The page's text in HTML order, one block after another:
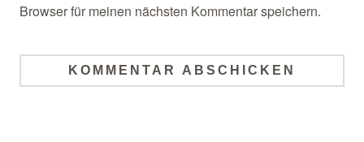
Browser für meinen nächsten Kommentar speichern.